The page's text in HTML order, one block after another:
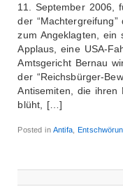
11. September 2006,
der
zum Angeklagten, ein
Applaus, eine USA-
Amtsgericht Bernau
der “Reichsbürger-
Antisemiten, die ihren
blüht, […]
Posted inAntifa,